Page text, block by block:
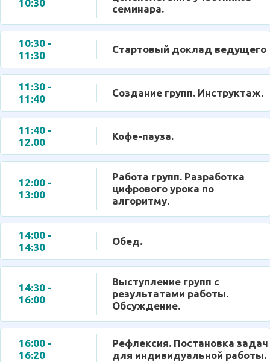
10:30
семинара.
10:30 -
11:30
Стартовый доклад ведущего
11:30 -
11:40
Создание групп. Инструктаж.
11:40 -
12.00
Кофе-пауза.
12:00 -
13:00
Работа групп. Разработка
цифрового урока по
алгоритму.
14:00 -
14:30
Обед.
14:30 -
16:00
Выступление групп с
результатами работы.
Обсуждение.
16:00 -
16:20
Рефлексия. Постановка задач
для индивидуальной работы.